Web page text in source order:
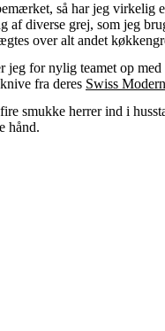
så har jeg virkelig
af diverse grej, som jeg
over alt andet
jeg for nylig teamet op
fra deres Swiss
smukke herrer ind i
hånd.